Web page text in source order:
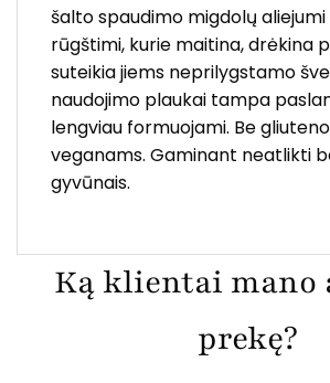
šalto spaudimo migdolų
rūgštimi, kurie maitina, drėkina
suteikia jiems neprilygstamo
naudojimo plaukai tampa
lengviau formuojami. Be
veganams. Gaminant neatlikti
gyvūnais.
Ką klientai mano
prekę?